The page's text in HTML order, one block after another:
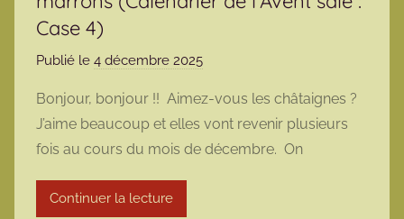
Case 4)
Publié le 4 décembre 2025
r
m
a
Bonjour, bonjour !! Aimez-vous les châtaignes ?
J’aime beaucoup et elles vont revenir plusieurs
fois au cours du mois de décembre. On
Continuer la lecture